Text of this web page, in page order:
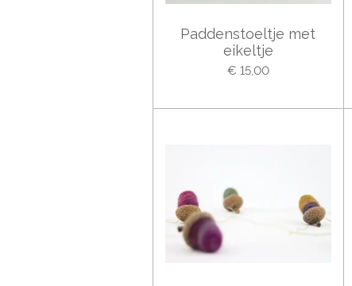
Paddenstoeltje met
eikeltje
€ 15,00